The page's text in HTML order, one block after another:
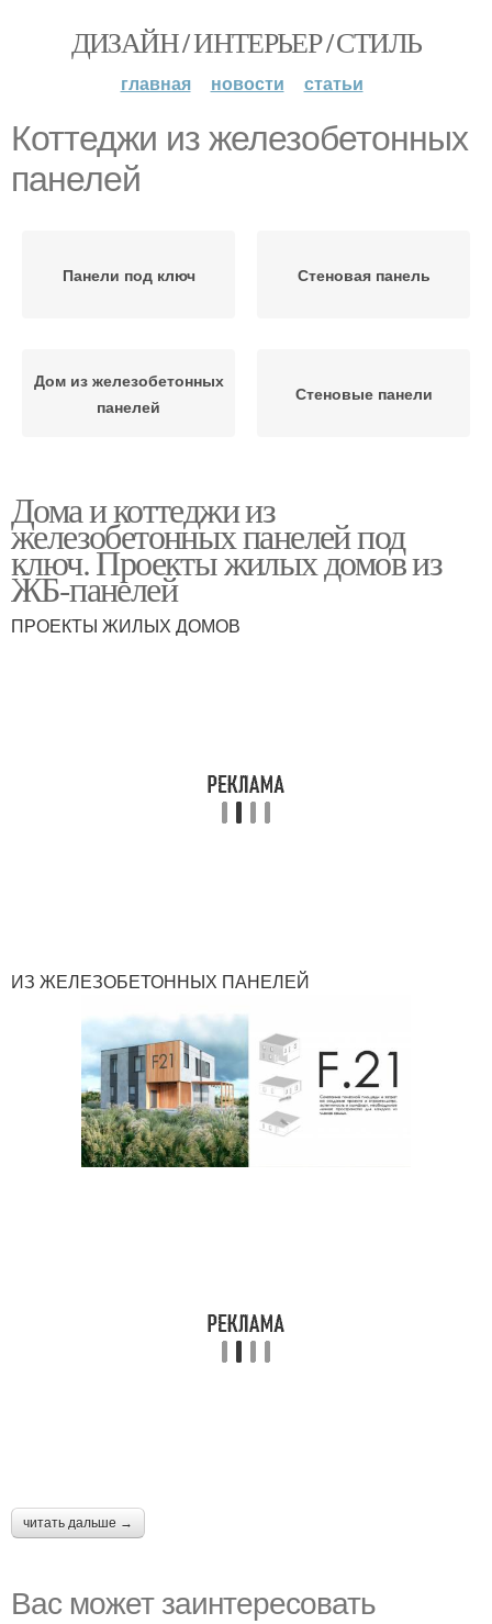
ДИЗАЙН / ИНТЕРЬЕР / СТИЛЬ
главная новости статьи
Коттеджи из железобетонных
панелей
Панели под ключ Стеновая панель
Дом из железобетонных
панелей
Стеновые панели
Дома и коттеджи из
железобетонных панелей под
ключ. Проекты жилых домов из
ЖБ-панелей
ПРОЕКТЫ ЖИЛЫХ ДОМОВ
ИЗ ЖЕЛЕЗОБЕТОННЫХ ПАНЕЛЕЙ
читать дальше →
Вас может заинтересовать